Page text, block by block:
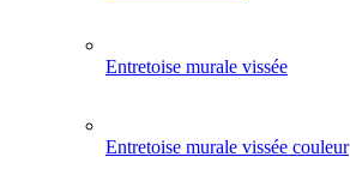
Entretoise murale vissée
Entretoise murale vissée couleur